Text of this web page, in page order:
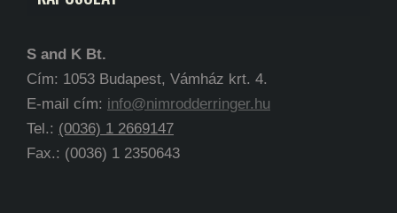
S and K Bt.
Cím: 1053 Budapest, Vámház krt. 4.
E-mail cím: info@nimrodderringer.hu
Tel.: (0036) 1 2669147
Fax.: (0036) 1 2350643